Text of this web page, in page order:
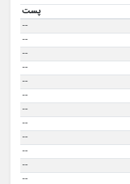
پست
--
--
--
--
--
--
--
--
--
--
--
--